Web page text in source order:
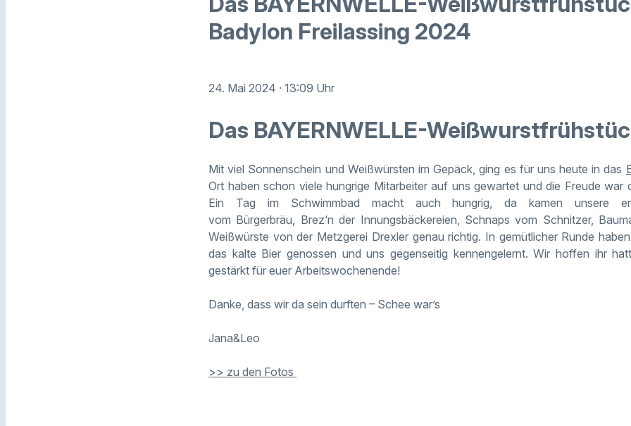
Badylon Freilassing 2024
24. Mai 2024 · 13:09 Uhr
Das BAYERNWELLE-
Mit viel Sonnenschein und Weißwürsten im Gepäck, ging es für uns heute in das
Ort haben schon viele hungrige Mitarbeiter auf uns gewartet und die Freude war
Ein Tag im Schwimmbad macht auch hungrig, da kamen unsere
vom Bürgerbräu, Brez‘n der Innungsbäckereien, Schnaps vom Schnitzer,
Weißwürste von der Metzgerei Drexlergenau richtig. In gemütlicher Runde
das kalte Bier genossen und uns gegenseitig kennengelernt. Wir hoffen ihr
gestärkt für euer Arbeitswochenende!
Danke, dass wir da sein durften – Schee war’s
Jana&Leo
>> zu den Fotos